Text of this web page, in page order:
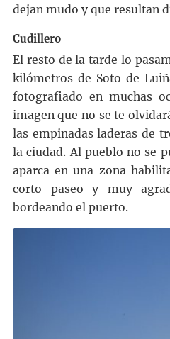
dejan mudo y que resultan
Cudillero
El resto de la tarde lo
kilómetros de Soto de
fotografiado en muchas
imagen que no se te
las empinadas laderas de
la ciudad. Al pueblo no se
aparca en una zona
corto paseo y muy
bordeando el puerto.